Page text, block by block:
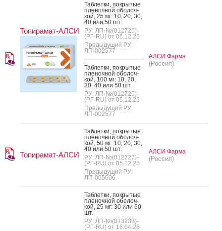
Топирамат-АЛСИ
Таб­летки, пок­ры­тые
пле­ноч­ной обо­лоч­
кой, 25 мг: 10, 20, 30,
40 или 50 шт.
РУ: ЛП-№(012725)-
(РГ-RU) от 05.12.25
Предыдущий РУ:
ЛП-002577
Таб­летки, пок­ры­тые
пле­ноч­ной обо­лоч­
кой, 100 мг: 10, 20,
30, 40 или 50 шт.
РУ: ЛП-№(012725)-
(РГ-RU) от 05.12.25
Предыдущий РУ:
ЛП-002577
АЛСИ Фарма
(Россия)
Топирамат-АЛСИ
Таб­летки, пок­ры­тые
пле­ноч­ной обо­лоч­
кой, 50 мг: 10, 20, 30,
40 или 50 шт.
РУ: ЛП-№(012727)-
(РГ-RU) от 05.12.25
Предыдущий РУ:
ЛП-005606
АЛСИ Фарма
(Россия)
Таб­летки, пок­ры­тые
пле­ноч­ной обо­лоч­
кой, 25 мг: 30 или 60
шт.
РУ: ЛП-№(013233)-
(РГ-RU) от 16.04.26